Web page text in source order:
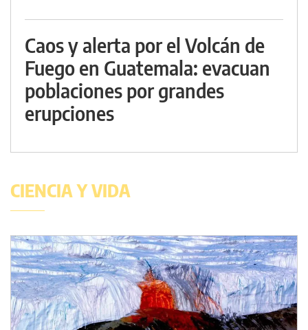
Caos y alerta por el Volcán de
Fuego en Guatemala: evacuan
poblaciones por grandes
erupciones
CIENCIA Y VIDA